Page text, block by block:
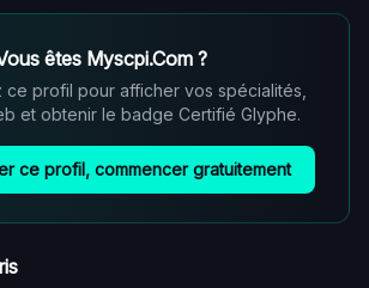
êtes Myscpi.Com?
ce profil pour afficher vos spécialités,
et obtenir le badge Certifié Glyphe.
ce profil, commencer gratuitement